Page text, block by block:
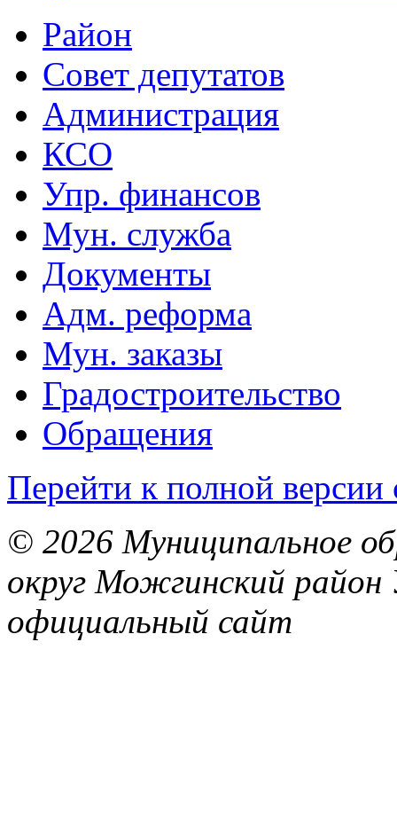
Район
Совет депутатов
Администрация
КСО
Упр. финансов
Мун. служба
Документы
Адм. реформа
Мун. заказы
Градостроительство
Обращения
Перейти к полной версии
© 2026 Муниципальное
округ Можгинский район
официальный сайт